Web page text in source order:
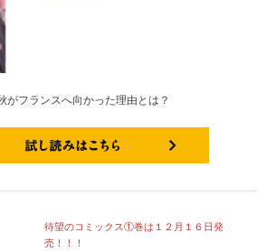
フランスへ向かった理由とは？
待望のコミックス①巻は１２月１６日発
売！！！